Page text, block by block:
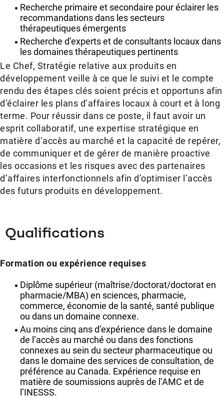
Recherche primaire et secondaire pour éclairer les
recommandations dans les secteurs
thérapeutiques émergents
Recherche d’experts et de consultants locaux dans
les domaines thérapeutiques pertinents
Le Chef, Stratégie relative aux produits en
développement veille à ce que le suivi et le compte
rendu des étapes clés soient précis et opportuns afin
d’éclairer les plans d’affaires locaux à court et à long
terme. Pour réussir dans ce poste, il faut avoir un
esprit collaboratif, une expertise stratégique en
matière d’accès au marché et la capacité de repérer,
de communiquer et de gérer de manière proactive
les occasions et les risques avec des partenaires
d’affaires interfonctionnels afin d’optimiser l’accès
des futurs produits en développement.
Qualifications
Formation ou expérience requises
Diplôme supérieur (maîtrise/doctorat/doctorat en
pharmacie/MBA) en sciences, pharmacie,
commerce, économie de la santé, santé publique
ou dans un domaine connexe.
Au moins cinq ans d’expérience dans le domaine
de l’accès au marché ou dans des fonctions
connexes au sein du secteur pharmaceutique ou
dans le domaine des services de consultation, de
préférence au Canada. Expérience requise en
matière de soumissions auprès de l’AMC et de
l’INESSS.